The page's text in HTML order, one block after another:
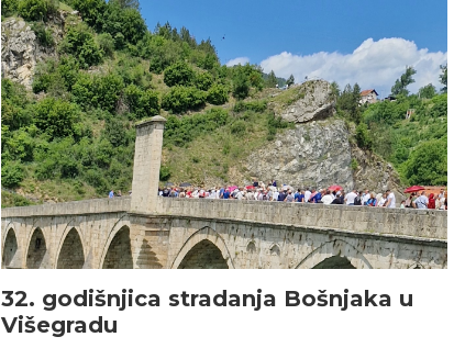
32. godišnjica stradanja Bošnjaka u
Višegradu